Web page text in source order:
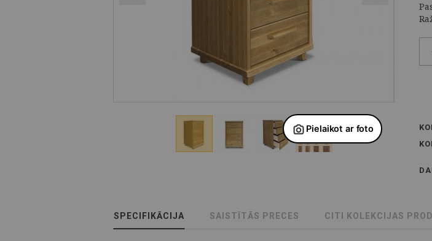
SPECIFIKĀCIJA SAISTĪTĀS PRECES CITI KOLEKCIJAS